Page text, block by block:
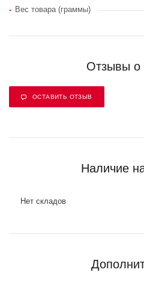
Вес товара (граммы)
Отзывы о
ОСТАВИТЬ ОТЗЫВ
Наличие
Нет складов